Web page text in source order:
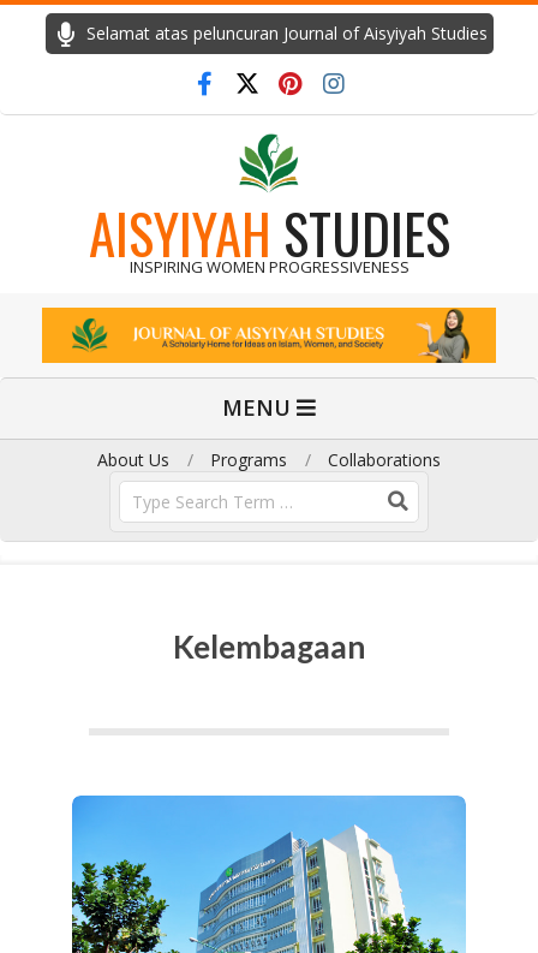
Selamat atas peluncuran Journal of Aisyiyah Studies
AISYIYAH STUDIES
INSPIRING WOMEN PROGRESSIVENESS
Menu
MENU
About Us Programs
Collaborations
Kelembagaan